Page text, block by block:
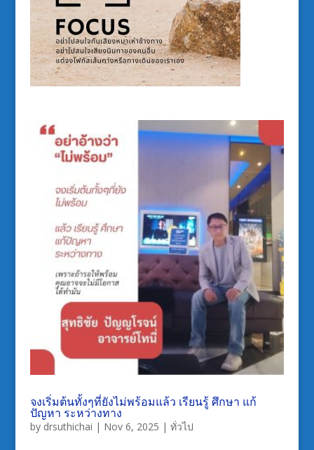
จงเริ่มต้นทั้งๆที่ยังไม่พร้อมแล้ว เรียนรู้ ศึกษา แก้
ปัญหา ระหว่างทาง
by drsuthichai | Nov 6, 2025 | ทั่วไป